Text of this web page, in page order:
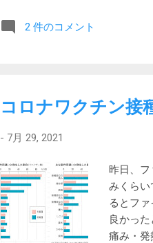
ザや他のアプリ）をクリックし
クトップをクリックしても解消
2 件のコメント
コロナワクチン接
- 7月 29, 2021
昨日、
みくらい
るとフ
良かっ
痛み・